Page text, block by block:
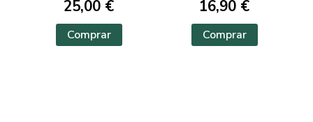
25,00 €
Comprar
16,90 €
Comprar